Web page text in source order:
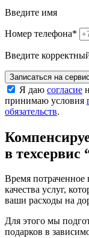
Введите имя
Номер телефона*
Введите
Записаться на сервис
Я даю согласие
принимаю условия
обязательств.
в техсервис
Время потраченное
качества услуг,
ваши расходы на
Для этого мы
подарков в